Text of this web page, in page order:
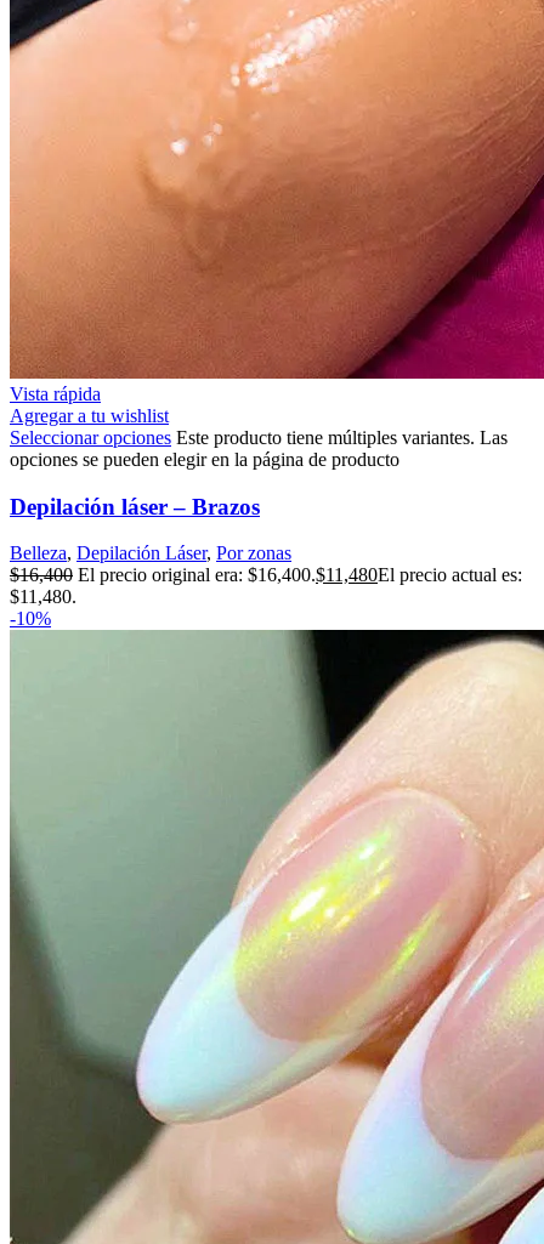
Vista rápida
Agregar a tu wishlist
Seleccionar opciones Este producto tiene múltiples variantes. Las
opciones se pueden elegir en la página de producto
Depilación láser – Brazos
Belleza, Depilación Láser, Por zonas
$16,400 El precio original era: $16,400.$11,480El precio actual es:
$11,480.
-10%